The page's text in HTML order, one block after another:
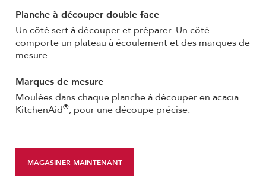
Planche à découper double face
Un côté sert à découper et préparer. Un côté
comporte un plateau à écoulement et des marques de
mesure.
Marques de mesure
Moulées dans chaque planche à découper en acacia
KitchenAid®, pour une découpe précise.
MAGASINER MAINTENANT